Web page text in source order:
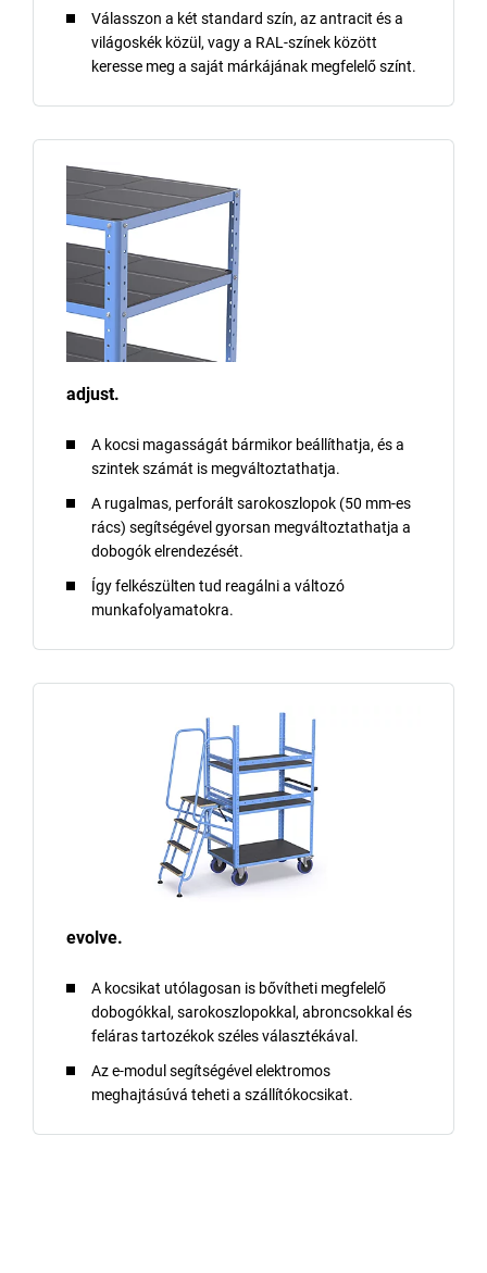
Válasszon a két standard szín, az antracit és a
világoskék közül, vagy a RAL-színek között
keresse meg a saját márkájának megfelelő színt.
adjust.
A kocsi magasságát bármikor beállíthatja, és a
szintek számát is megváltoztathatja.
A rugalmas, perforált sarokoszlopok (50 mm-es
rács) segítségével gyorsan megváltoztathatja a
dobogók elrendezését.
Így felkészülten tud reagálni a változó
munkafolyamatokra.
evolve.
A kocsikat utólagosan is bővítheti megfelelő
dobogókkal, sarokoszlopokkal, abroncsokkal és
feláras tartozékok széles választékával.
Az e-modul segítségével elektromos
meghajtásúvá teheti a szállítókocsikat.